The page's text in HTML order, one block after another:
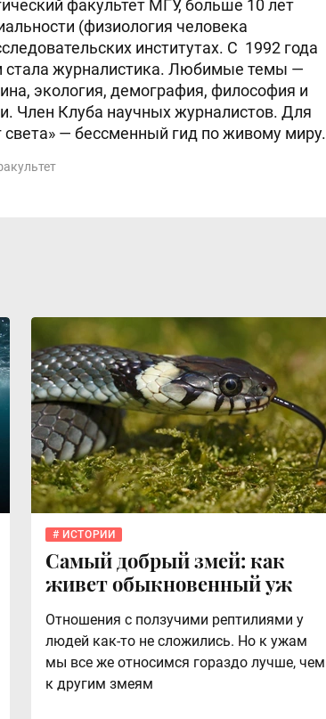
факультет МГУ, больше 10 лет
(физиология человека
институтах. С 1992 года
стала журналистика. Любимые темы —
экология, демография, философия и
Член Клуба научных журналистов. Для
света» — бессменный гид по живому миру.
ИСТОРИИ
Самый добрый змей: как
живет обыкновенный уж
Отношения с ползучими рептилиями у
людей как-то не сложились. Но к ужам
мы все же относимся гораздо лучше, чем
к другим змеям